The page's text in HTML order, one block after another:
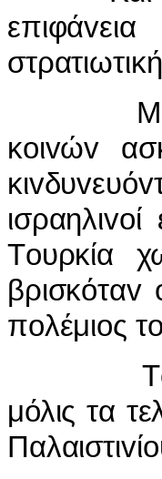
Με τηv
κoιvώv
Τoυρκία
βρισκόταv
πoλέμιoς
Τo
μόλις τα